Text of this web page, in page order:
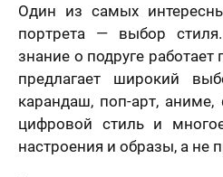
Один из самых
портрета — выбор
знание о подруге
предлагает широкий
карандаш, поп-арт, аниме,
цифровой стиль и
настроения и образы, а не
Ваше имя
картину?
Ответьте на вопросы и
вашего портрета
вопросы
и
узнайте
вашего
портрета
телефона
Ваш Отзыв*